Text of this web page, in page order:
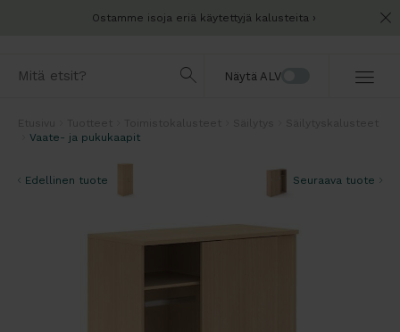
Ostamme isoja eriä käytettyjä kalusteita
Näytä ALV
Vaate- ja pukukaapit
Edellinen tuote Seuraava tuote